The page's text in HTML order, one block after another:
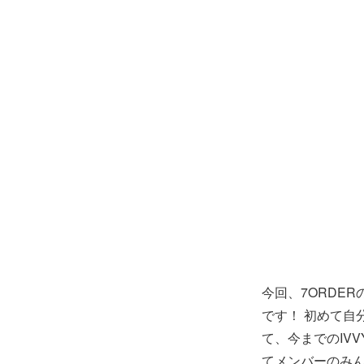
今回、7ORDER
です！ 初めて自
て、今までの